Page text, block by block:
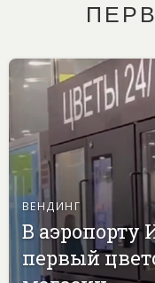
ВЕНДИНГ
В аэропорту
первый